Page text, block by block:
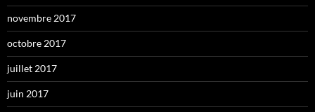
novembre 2017
octobre 2017
juillet 2017
juin 2017